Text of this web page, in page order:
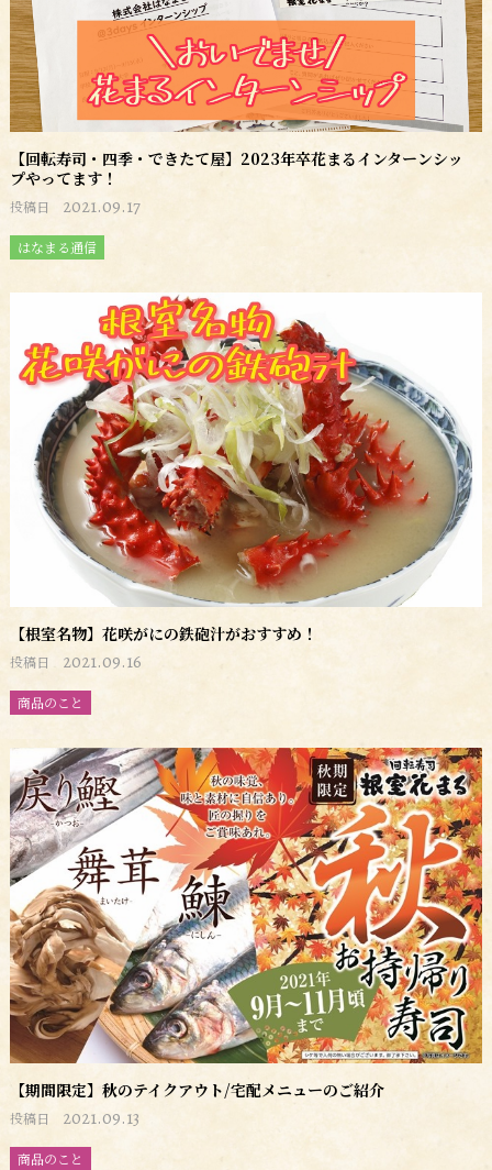
【回転寿司・四季・できたて屋】2023年卒花まるインターンシッ
プやってます！
投稿日 2021.09.17
はなまる通信
【根室名物】花咲がにの鉄砲汁がおすすめ！
投稿日 2021.09.16
商品のこと
【期間限定】秋のテイクアウト/宅配メニューのご紹介
投稿日 2021.09.13
商品のこと